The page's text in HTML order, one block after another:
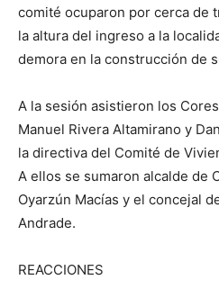
comité ocuparon por cerca de
la altura del ingreso a la
demora en la construcción de
A la sesión asistieron los
Manuel Rivera Altamirano y
la directiva del Comité de
A ellos se sumaron alcalde de
Oyarzún Macías y el concejal
Andrade.
REACCIONES